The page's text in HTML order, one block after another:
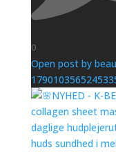
0
Open post by